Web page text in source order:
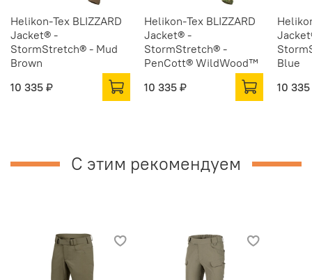
Helikon-Tex BLIZZARD
Jacket® -
StormStretch® - Mud
Brown
10 335 ₽
Helikon-Tex BLIZZARD
Jacket® -
StormStretch® -
PenCott® WildWood™
10 335 ₽
Blue
10
С этим рекомендуем